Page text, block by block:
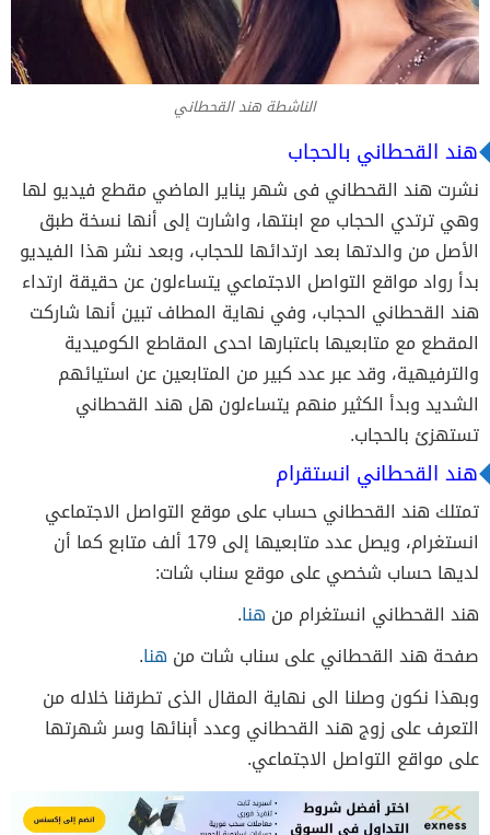
الناشطة هند القحطاني
هند القحطاني بالحجاب
نشرت هند القحطاني فى شهر يناير الماضي مقطع فيديو لها
وهي ترتدي الحجاب مع ابنتها، واشارت إلى أنها نسخة طبق
الأصل من والدتها بعد ارتدائها للحجاب، وبعد نشر هذا الفيديو
بدأ رواد مواقع التواصل الاجتماعي يتساءلون عن حقيقة ارتداء
هند القحطاني الحجاب، وفي نهاية المطاف تبين أنها شاركت
المقطع مع متابعيها باعتبارها احدى المقاطع الكوميدية
والترفيهية، وقد عبر عدد كبير من المتابعين عن استيائهم
الشديد وبدأ الكثير منهم يتساءلون هل هند القحطاني
تستهزئ بالحجاب.
هند القحطاني انستقرام
تمتلك هند القحطاني حساب على موقع التواصل الاجتماعي
انستغرام، ويصل عدد متابعيها إلى 179 ألف متابع كما أن
لديها حساب شخصي على موقع سناب شات:
هند القحطاني انستغرام من هنا.
صفحة هند القحطاني على سناب شات من هنا.
وبهذا نكون وصلنا الى نهاية المقال الذى تطرقنا خلاله من
التعرف على زوج هند القحطاني وعدد أبنائها وسر شهرتها
على مواقع التواصل الاجتماعي.